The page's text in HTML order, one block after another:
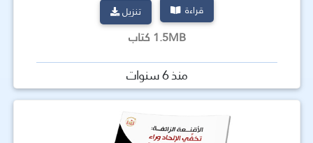
قراءة تنزيل
1.5MB كتاب
منذ 6 سنوات